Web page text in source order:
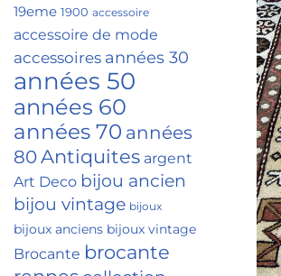
19eme 1900 accessoire
accessoire de mode
accessoires années 30
années 50
années 60
années 70 années
80Antiquites argent
Art Deco bijou ancien
bijou vintage bijoux
bijoux anciens bijoux vintage
Brocante brocante